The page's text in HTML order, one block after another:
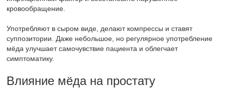
кровообращение.
Употребляют в сыром виде, делают компрессы и ставят
суппозитории. Даже небольшое, но регулярное употребление
мёда улучшает самочувствие пациента и облегчает
симптоматику.
Влияние мёда на простату